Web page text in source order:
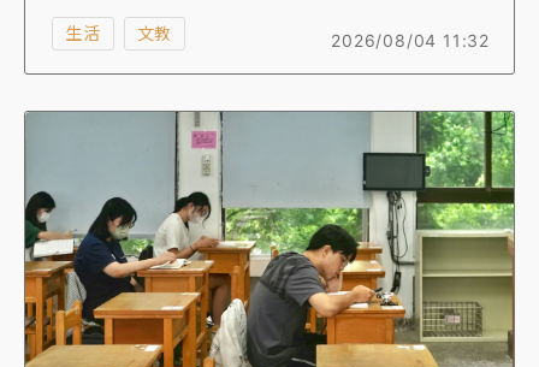
工會（台教產）與多個教師工會今（4）日表示，
現行體制失能，讓基層獨自面對校園暴力，呼籲
建立高風險個案的「暫時性隔離」機制，也要針
長，給予處分或強制親職教育、司法介入。
2026/08/04 11:32
生活 文教